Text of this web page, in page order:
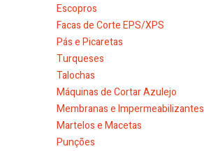
Escopros
Facas de Corte EPS/XPS
Pás e Picaretas
Turqueses
Talochas
Máquinas de Cortar Azulejo
Membranas e Impermeabilizantes
Martelos e Macetas
Punções